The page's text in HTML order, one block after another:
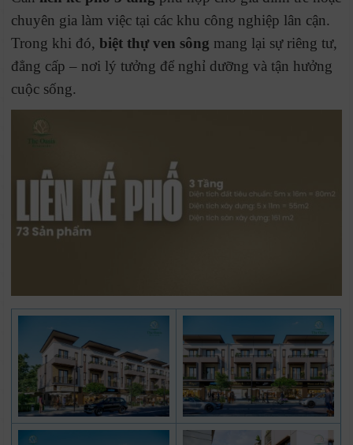
chuyên gia làm việc tại các khu công nghiệp lân cận.
Trong khi đó,biệt thự ven sông mang lại sự riêng tư,
đẳng cấp – nơi lý tưởng để nghỉ dưỡng và tận hưởng
cuộc sống.